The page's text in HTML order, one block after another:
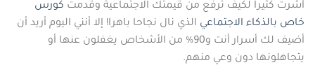
أشرت كثيرا لكيف ترفع من قيمتك الاجتماعية وقدمت كورس
خاص بالذكاء الاجتماعي الذي نال نجاحا باهرا! إلا أنني اليوم أريد أن
أضيف لك أسرار أنت و90% من الأشخاص يغفلون عنها أو
يتجاهلونها دون وعي منهم.